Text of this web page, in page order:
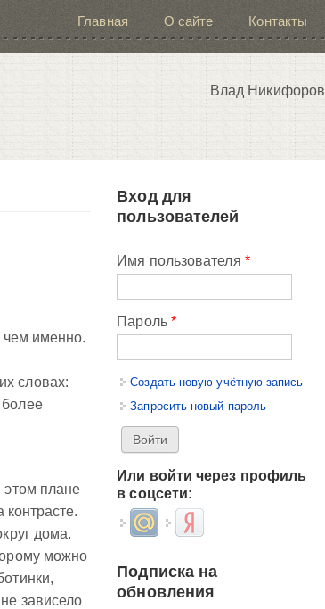
Главная О сайте Контакты
Влад Никифоров
чем именно.
словах:
этом плане
контрасте.
дома.
можно
зависело
Вход для
пользователей
Имя пользователя *
Пароль *
Создать новую учётную запись
Запросить новый пароль
Или войти через профиль
в соцсети:
Login with Mail.ruLogin with Яндекс
Подписка на
обновления